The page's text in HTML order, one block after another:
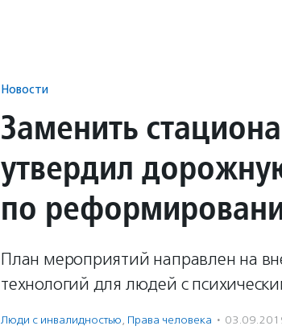
Новости
Заменить
утвердил
по
План мероприятий направлен на
технологий для людей с
Люди с инвалидностью, Права человека ·